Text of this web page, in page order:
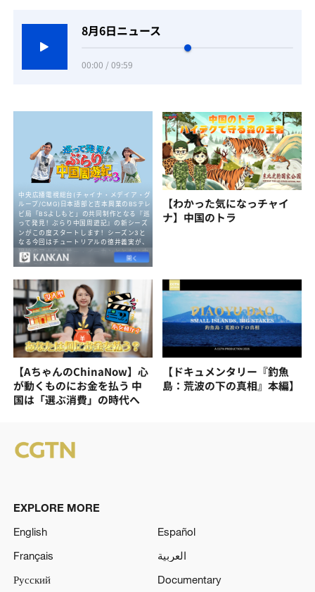
8月6日ニュース
00:00 / 09:59
【わかった気になっチャイ
ナ】中国のトラ
【AちゃんのChinaNow】心
が動くものにお金を払う 中
国は「選ぶ消費」の時代へ
【ドキュメンタリー『釣魚
島：荒波の下の真相』本編】
EXPLORE MORE
English
Español
Français
العربية
Русский
Documentary